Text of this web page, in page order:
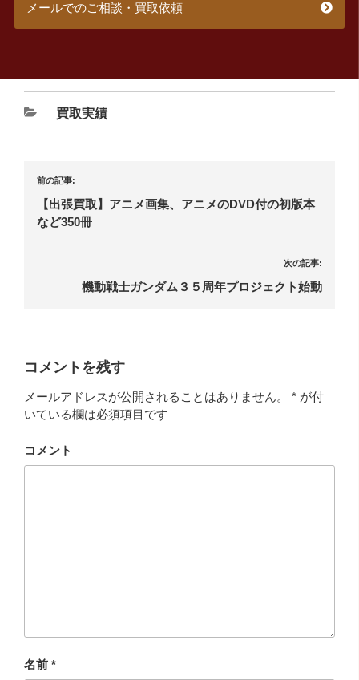
メールでのご相談・買取依頼
買取実績
前の記事:
【出張買取】アニメ画集、アニメのDVD付の初版本
など350冊
次の記事:
機動戦士ガンダム３５周年プロジェクト始動
コメントを残す
メールアドレスが公開されることはありません。 * が付
いている欄は必須項目です
コメント
名前 *